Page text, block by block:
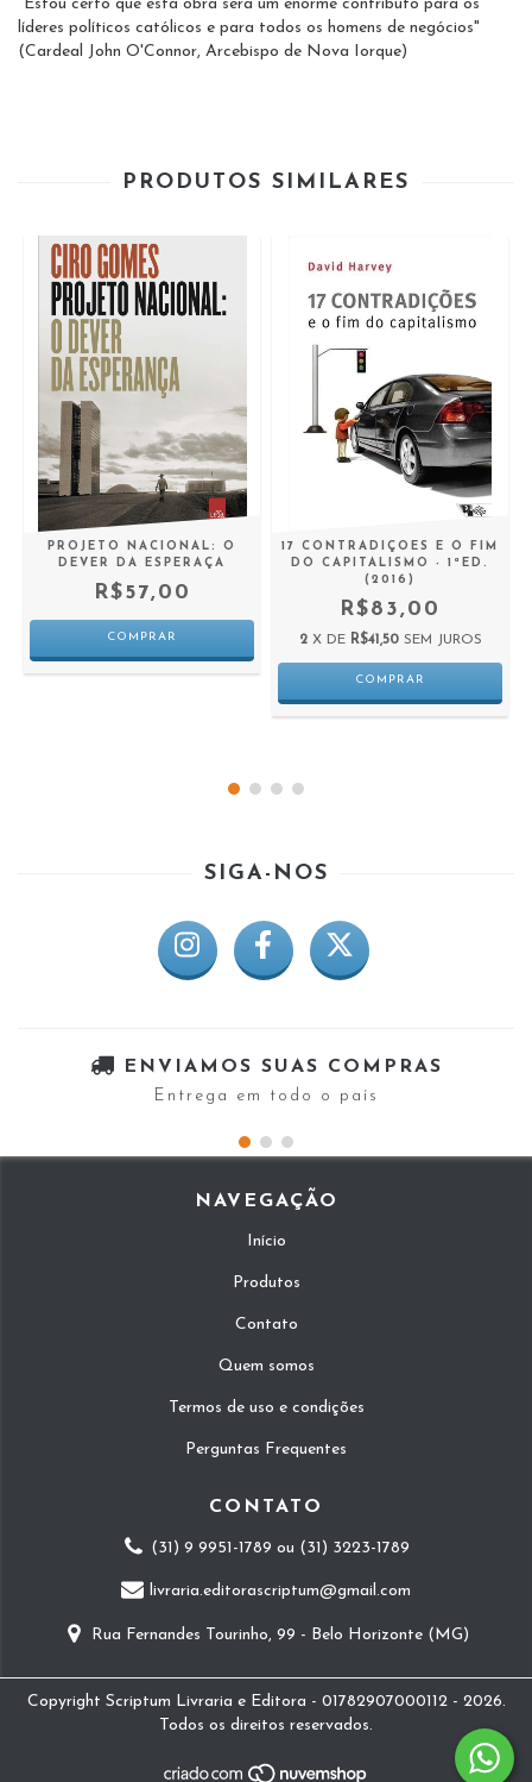
"Estou certo que esta obra será um enorme contributo para os
líderes políticos católicos e para todos os homens de negócios"
(Cardeal John O'Connor, Arcebispo de Nova Iorque)
PRODUTOS SIMILARES
PROJETO NACIONAL: O
DEVER DA ESPERAÇA
R$57,00
17 CONTRADIÇOES E O FIM
DO CAPITALISMO - 1ªED.
(2016)
R$83,00
2 X DE R$41,50 SEM JUROS
SIGA-NOS
ENVIAMOS SUAS COMPRAS
Entrega em todo o país
NAVEGAÇÃO
Início
Produtos
Contato
Quem somos
Termos de uso e condições
Perguntas Frequentes
CONTATO
(31) 9 9951-1789 ou (31) 3223-1789
livraria.editorascriptum@gmail.com
Rua Fernandes Tourinho, 99 - Belo Horizonte (MG)
Copyright Scriptum Livraria e Editora - 01782907000112 - 2026.
Todos os direitos reservados.